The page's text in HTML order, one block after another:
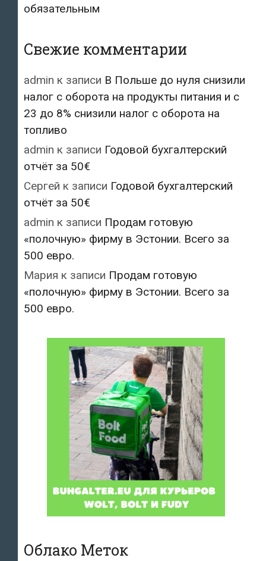
обязательным
Свежие комментарии
admin к записи В Польше до нуля снизили
налог с оборота на продукты питания и с
23 до 8% снизили налог с оборота на
топливо
admin к записи Годовой бухгалтерский
отчёт за 50€
Сергей к записи Годовой бухгалтерский
отчёт за 50€
admin к записи Продам готовую
«полочную» фирму в Эстонии. Всего за
500 евро.
Мария к записи Продам готовую
«полочную» фирму в Эстонии. Всего за
500 евро.
Облако Меток